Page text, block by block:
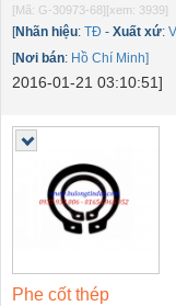
[Mã: G-30973-68][xem: 3939]
[Nhãn hiệu: TĐ - Xuất xứ:
[Nơi bán: Hồ Chí Minh]
2016-01-21 03:10:51]
Phe cốt thép